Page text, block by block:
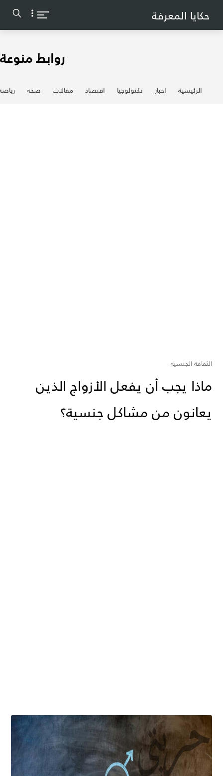
حكايا المعرفة
روابط منوعة
الرئيسية اخبار تكنولوجيا اقتصاد مقالات صحة
الثقافة الجنسية
ماذا يجب أن يفعل الأزواج الذين
يعانون من مشاكل جنسية؟